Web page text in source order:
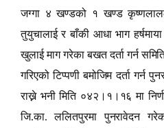
जग्गा ४ खण्डको १ खण्ड
तुयुचालाई र बाँकी आधा भाग
खुलाई माग गरेका बखत दर्ता गर्न
गरिएको टिप्पणी बमोजिम दर्ता गर्न
राख्ने भनी मिति ०४२।१।१६ मा
जि.का. ललितपुरमा पुनरावेदन